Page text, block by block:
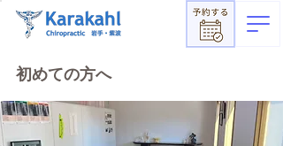
​初めての方へ